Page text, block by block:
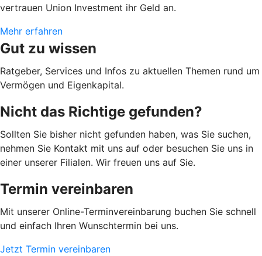
vertrauen Union Investment ihr Geld an.
Mehr erfahren
Gut zu wissen
Ratgeber, Services und Infos zu aktuellen Themen rund um
Vermögen und Eigenkapital.
Nicht das Richtige gefunden?
Sollten Sie bisher nicht gefunden haben, was Sie suchen,
nehmen Sie Kontakt mit uns auf oder besuchen Sie uns in
einer unserer Filialen. Wir freuen uns auf Sie.
Termin vereinbaren
Mit unserer Online-Terminvereinbarung buchen Sie schnell
und einfach Ihren Wunschtermin bei uns.
Jetzt Termin vereinbaren